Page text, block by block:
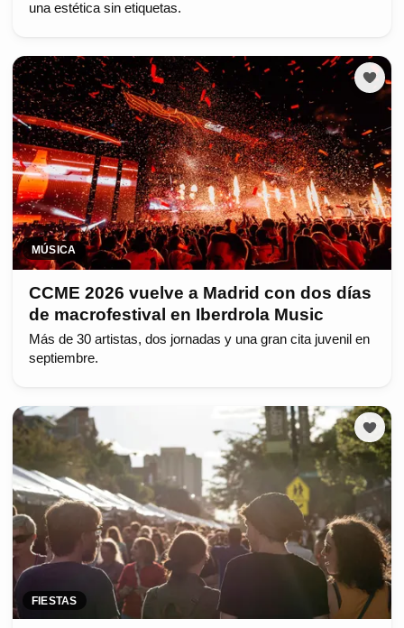
una estética sin etiquetas.
MÚSICA
CCME 2026 vuelve a Madrid con dos días
de macrofestival en Iberdrola Music
Más de 30 artistas, dos jornadas y una gran cita juvenil en
septiembre.
FIESTAS